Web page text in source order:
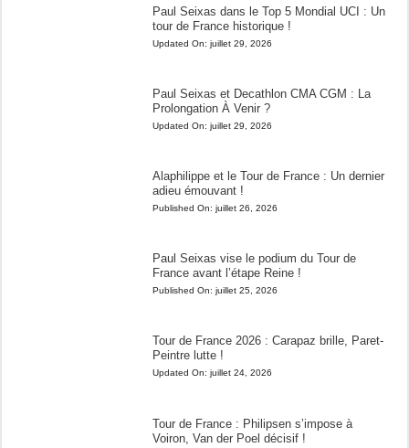
Paul Seixas dans le Top 5 Mondial UCI : Un
tour de France historique !
Updated On: juillet 29, 2026
Paul Seixas et Decathlon CMA CGM : La
Prolongation À Venir ?
Updated On: juillet 29, 2026
Alaphilippe et le Tour de France : Un dernier
adieu émouvant !
Published On: juillet 26, 2026
Paul Seixas vise le podium du Tour de
France avant l’étape Reine !
Published On: juillet 25, 2026
Tour de France 2026 : Carapaz brille, Paret-
Peintre lutte !
Updated On: juillet 24, 2026
Tour de France : Philipsen s’impose à
Voiron, Van der Poel décisif !